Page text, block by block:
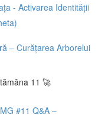
- Activarea Identității
– Curățarea Arborelui
11 🚀
#11 Q&A –